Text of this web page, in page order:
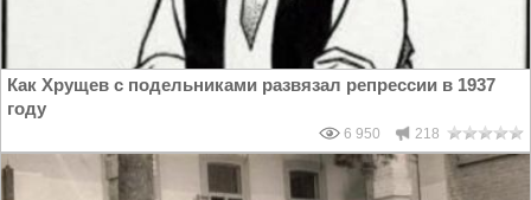
Как Хрущев с подельниками развязал репрессии в 1937
году
6 950 218